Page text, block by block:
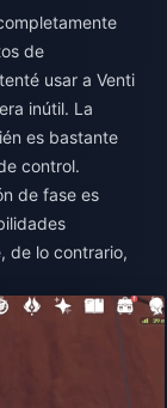
de
usar a Venti
inútil. La
es bastante
control.
de fase es
de lo contrario,